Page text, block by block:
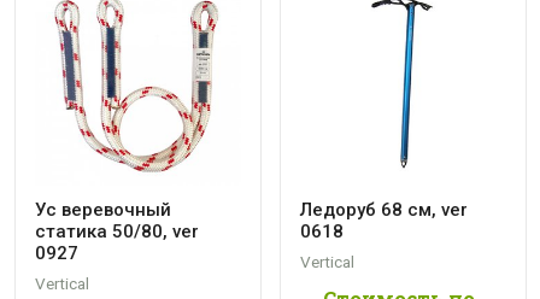
Ус веревочный
статика 50/80, ver
0927
Vertical
Ледоруб 68 см, ver
0618
Vertical